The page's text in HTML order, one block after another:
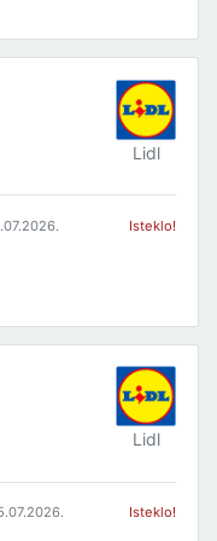
Lidl
Isteklo!
Lidl
Isteklo!